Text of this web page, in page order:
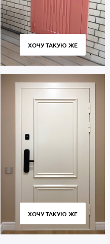
ХОЧУ ТАКУЮ ЖЕ
ХОЧУ ТАКУЮ ЖЕ